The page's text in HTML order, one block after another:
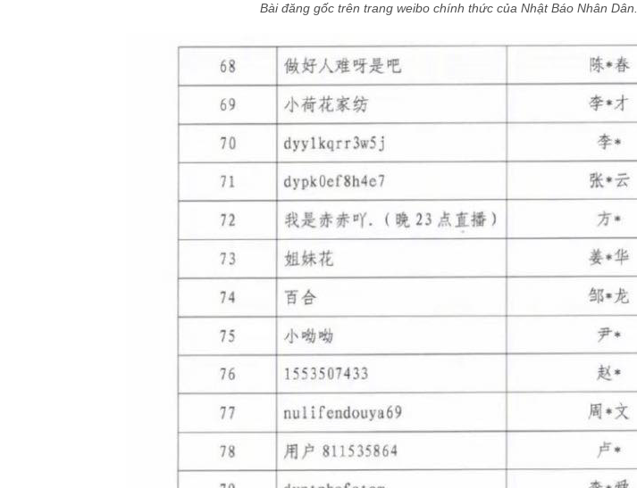
Bài đăng gốc trên trang weibo chính thức của Nhật Báo Nhân Dân.